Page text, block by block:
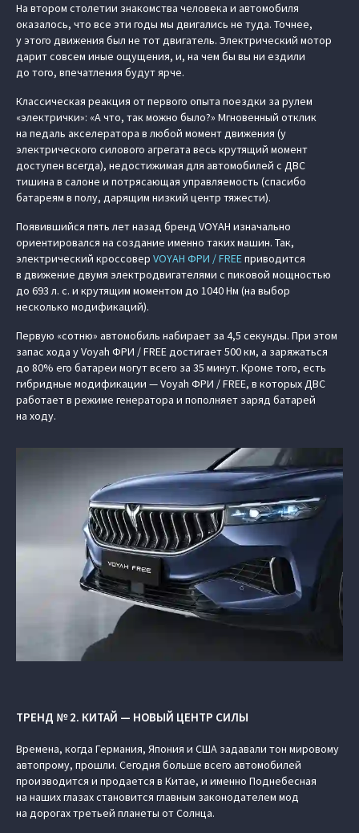
На втором столетии знакомства человека и автомобиля
оказалось, что все эти годы мы двигались не туда. Точнее,
у этого движения был не тот двигатель. Электрический мотор
дарит совсем иные ощущения, и, на чем бы вы ни ездили
до того, впечатления будут ярче.
Классическая реакция от первого опыта поездки за рулем
«электрички»: «А что, так можно было?» Мгновенный отклик
на педаль акселератора в любой момент движения (у
электрического силового агрегата весь крутящий момент
доступен всегда), недостижимая для автомобилей с ДВС
тишина в салоне и потрясающая управляемость (спасибо
батареям в полу, дарящим низкий центр тяжести).
Появившийся пять лет назад бренд VOYAH изначально
ориентировался на создание именно таких машин. Так,
электрический кроссовер VOYAH ФРИ / FREEприводится
в движение двумя электродвигателями с пиковой мощностью
до 693 л. с. и крутящим моментом до 1040 Нм (на выбор
несколько модификаций).
Первую «сотню» автомобиль набирает за 4,5 секунды. При этом
запас хода у Voyah ФРИ / FREE достигает 500 км, а заряжаться
до 80% его батареи могут всего за 35 минут. Кроме того, есть
гибридные модификации — Voyah ФРИ / FREE, в которых ДВС
работает в режиме генератора и пополняет заряд батарей
на ходу.
ТРЕНД № 2. КИТАЙ — НОВЫЙ ЦЕНТР СИЛЫ
Времена, когда Германия, Япония и США задавали тон мировому
автопрому, прошли. Сегодня больше всего автомобилей
производится и продается в Китае, и именно Поднебесная
на наших глазах становится главным законодателем мод
на дорогах третьей планеты от Солнца.